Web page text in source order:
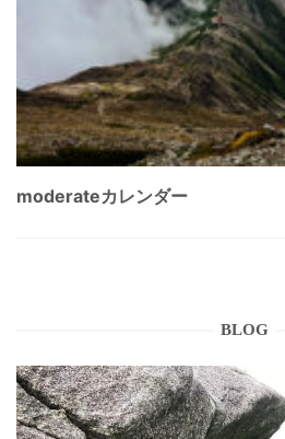
moderateカレンダー
BLOG